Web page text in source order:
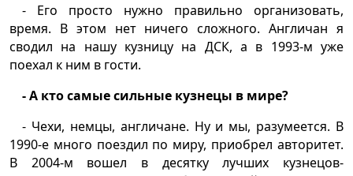
- Его просто нужно правильно организовать,
время. В этом нет ничего сложного. Англичан я
сводил на нашу кузницу на ДСК, а в 1993-м уже
поехал к ним в гости.
- А кто самые сильные кузнецы в мире?
- Чехи, немцы, англичане. Ну и мы, разумеется. В
1990-е много поездил по миру, приобрел авторитет.
В 2004-м вошел в десятку лучших кузнецов-